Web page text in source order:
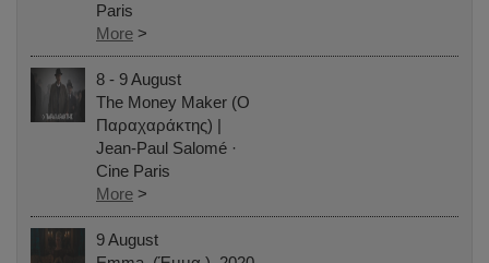
Paris
More >
8 - 9 August
The Money Maker (Ο
Παραχαράκτης) |
Jean-Paul Salomé ·
Cine Paris
More >
9 August